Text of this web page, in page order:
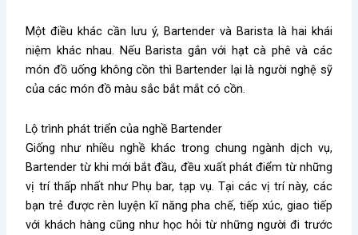
Một điều khác cần lưu ý, Bartender và Barista là hai khái
niệm khác nhau. Nếu Barista gắn với hạt cà phê và các
món đồ uống không cồn thì Bartender lại là người nghệ sỹ
của các món đồ màu sắc bắt mắt có cồn.
Lộ trình phát triển của nghề Bartender
Giống như nhiều nghề khác trong chung ngành dịch vụ,
Bartender từ khi mới bắt đầu, đều xuất phát điểm từ những
vị trí thấp nhất như Phụ bar, tạp vụ. Tại các vị trí này, các
bạn trẻ được rèn luyện kĩ năng pha chế, tiếp xúc, giao tiếp
với khách hàng cũng như học hỏi từ những người đi trước